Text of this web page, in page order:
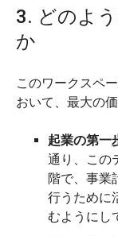
3. どのよ
か
このワークスペ
おいて、最大の
起業の第一
通り、この
階で、事業
行うために
むようにし